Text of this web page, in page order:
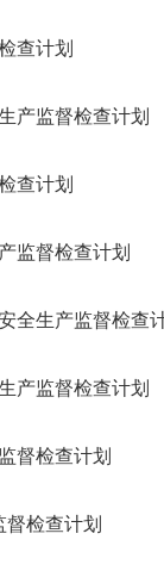
查计划
产监督检查计划
查计划
监督检查计划
全生产监督检查
产监督检查计划
督检查计划
督检查计划